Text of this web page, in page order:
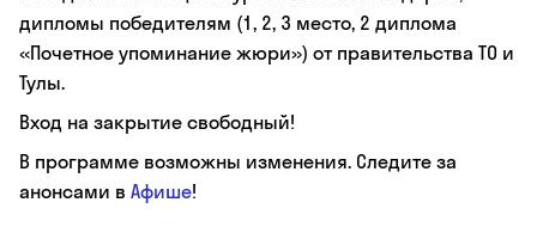
дипломы победителям (1, 2, 3 место, 2 диплома
«Почетное упоминание жюри») от правительства ТО и
Тулы.
Вход на закрытие свободный!
В программе возможны изменения. Следите за
анонсами в Афише!